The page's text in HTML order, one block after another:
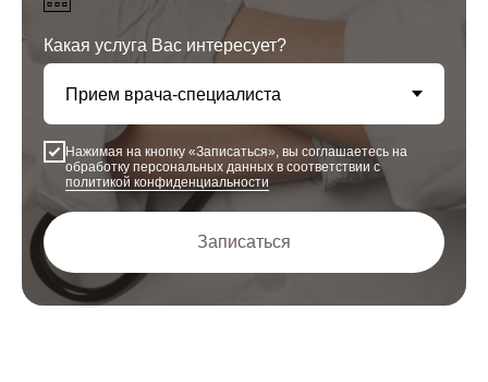
Какая услуга Вас интересует?
Нажимая на кнопку «Записаться», вы соглашаетесь на
обработку персональных данных в соответствии с
политикой конфиденциальности
Записаться